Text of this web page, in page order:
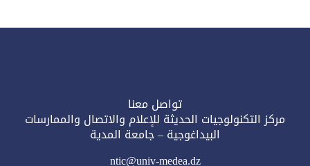
تواصل معنا
مركز التكنولوجيات الحديثة للإعلام والاتصال والممارسات
البيداغوجية – جامعة المدية
ntic@univ-medea.dz